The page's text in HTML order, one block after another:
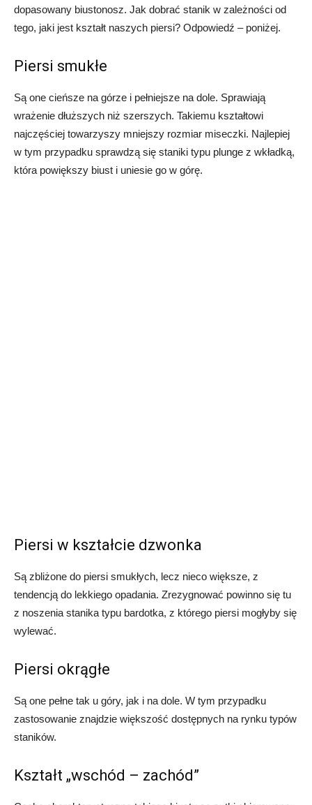
dopasowany biustonosz. Jak dobrać stanik w zależności od
tego, jaki jest kształt naszych piersi? Odpowiedź – poniżej.
Piersi smukłe
Są one cieńsze na górze i pełniejsze na dole. Sprawiają
wrażenie dłuższych niż szerszych. Takiemu kształtowi
najczęściej towarzyszy mniejszy rozmiar miseczki. Najlepiej
w tym przypadku sprawdzą się staniki typu plunge z wkładką,
która powiększy biust i uniesie go w górę.
Piersi w kształcie dzwonka
Są zbliżone do piersi smukłych, lecz nieco większe, z
tendencją do lekkiego opadania. Zrezygnować powinno się tu
z noszenia stanika typu bardotka, z którego piersi mogłyby się
wylewać.
Piersi okrągłe
Są one pełne tak u góry, jak i na dole. W tym przypadku
zastosowanie znajdzie większość dostępnych na rynku typów
staników.
Kształt „wschód – zachód”